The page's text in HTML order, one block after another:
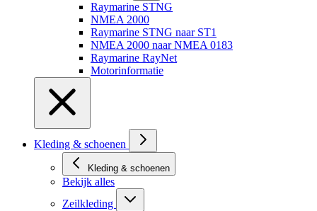
Raymarine STNG
NMEA 2000
Raymarine STNG naar ST1
NMEA 2000 naar NMEA 0183
Raymarine RayNet
Motorinformatie
Kleding & schoenen
Kleding & schoenen
Bekijk alles
Zeilkleding